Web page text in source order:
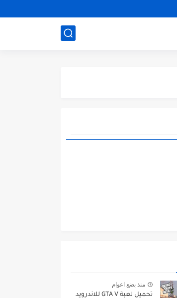
منذ بضع اعوام
تحميل لعبة GTA V للاندرويد